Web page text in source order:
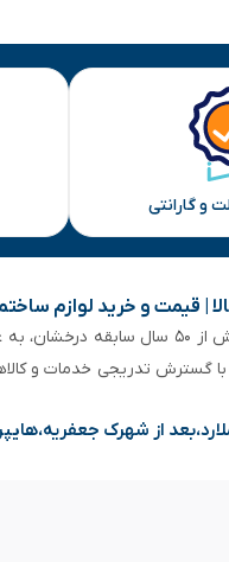
و گارانتی
| قیمت و خرید لوازم
هایپر ساختمانی خاجی‌ با
و با گسترش تدریجی خدمات و
از شهرک